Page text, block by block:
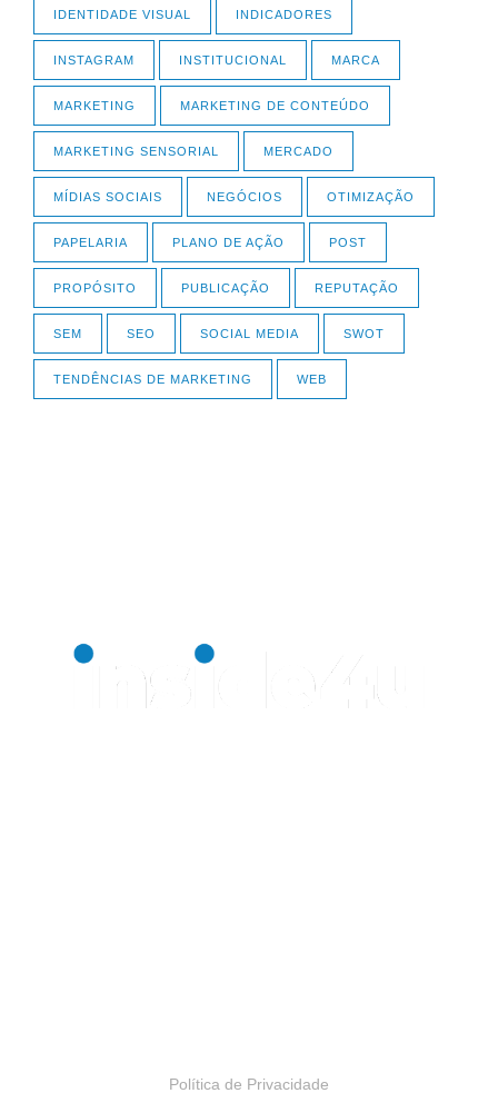
IDENTIDADE VISUAL INDICADORES
INSTAGRAM INSTITUCIONAL MARCA
MARKETING MARKETING DE CONTEÚDO
MARKETING SENSORIAL MERCADO
MÍDIAS SOCIAIS NEGÓCIOS OTIMIZAÇÃO
PAPELARIA PLANO DE AÇÃO POST
PROPÓSITO PUBLICAÇÃO REPUTAÇÃO
SEM SEO SOCIAL MEDIA SWOT
TENDÊNCIAS DE MARKETING WEB
Política de Privacidade